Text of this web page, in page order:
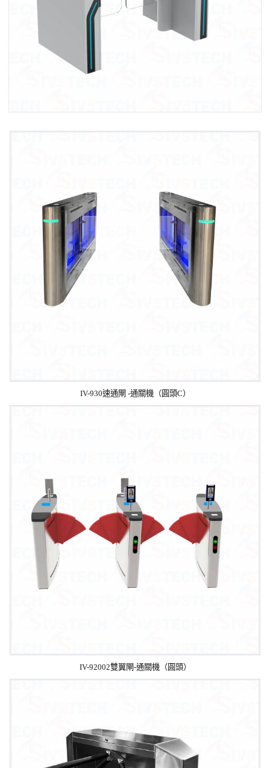
IV-930速通閘 -通關機（圓頭C）
IV-92002雙翼閘-通關機（圓頭）